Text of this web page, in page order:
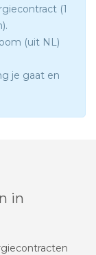
(1
(uit NL)
je gaat en
in